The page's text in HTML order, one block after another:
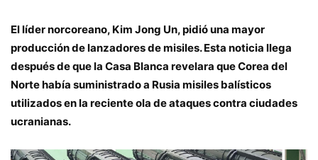
El líder norcoreano, Kim Jong Un, pidió una mayor
producción de lanzadores de misiles. Esta noticia llega
después de que la Casa Blanca revelara que Corea del
Norte había suministrado a Rusia misiles balísticos
utilizados en la reciente ola de ataques contra ciudades
ucranianas.